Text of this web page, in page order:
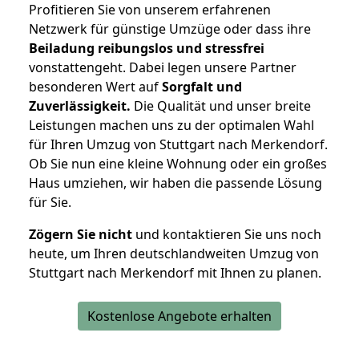
Profitieren Sie von unserem erfahrenen
Netzwerk für günstige Umzüge oder dass ihre
Beiladung reibungslos und stressfrei
vonstattengeht. Dabei legen unsere Partner
besonderen Wert aufSorgfalt und
Zuverlässigkeit. Die Qualität und unser breite
Leistungen machen uns zu der optimalen Wahl
für Ihren Umzug von Stuttgart nach Merkendorf.
Ob Sie nun eine kleine Wohnung oder ein großes
Haus umziehen, wir haben die passende Lösung
für Sie.
Zögern Sie nicht und kontaktieren Sie uns noch
heute, um Ihren deutschlandweiten Umzug von
Stuttgart nach Merkendorf mit Ihnen zu planen.
Kostenlose Angebote erhalten